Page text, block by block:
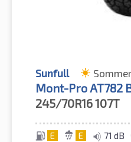
Sunfull
Mont-Pro AT782
245/70R16107T
E E 71 dB